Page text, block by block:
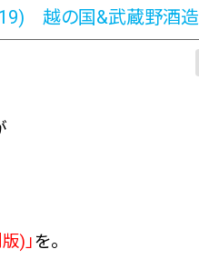
19) 越の国&武蔵野酒造
)」を。